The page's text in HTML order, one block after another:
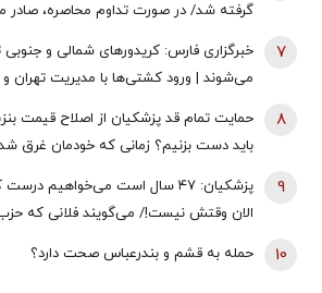
گرفته شد/ در صورت تداوم محاصره، صادر
نمی‌توانید واردات انجام دهید
خبرگزاری فارس: کریدورهای شمالی و
می‌شوند | ورود کشتی‌ها با مدیریت تهران و
تنگه در قالب بهای خدمات است
7
حمایت تمام قد پزشکیان از اصلاح قیمت
باید دست بزنیم؟ زمانی که خودمان غرق
8
پزشکیان: ۴۷ سال است می‌خواهیم
الان وقتش نیست!/ می‌گویند فلانی که
9
حمله به قشم و بندرعباس صحت دارد؟ 10